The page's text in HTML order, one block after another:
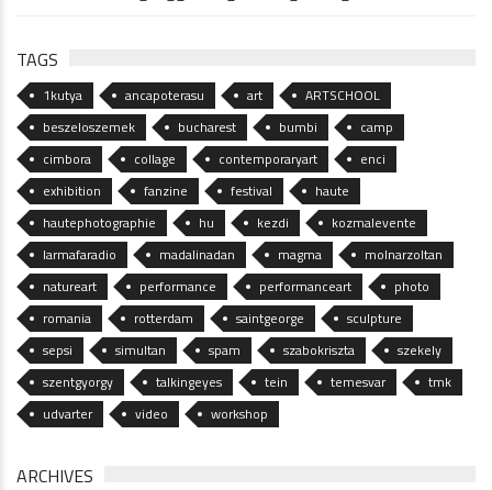
TAGS
1kutya ancapoterasu art
ARTSCHOOL
beszeloszemek
bucharest bumbi
camp
cimbora
collage contemporaryart
enci
exhibition
fanzine festival
haute
hautephotographie
hu kezdi
kozmalevente
larmafaradio
madalinadan magma
molnarzoltan
natureart
performance performanceart
photo
romania
rotterdam saintgeorge
sculpture
sepsi
simultan spam szabokriszta
szekely
szentgyorgy
talkingeyes tein temesvar
tmk
udvarter
video workshop
ARCHIVES